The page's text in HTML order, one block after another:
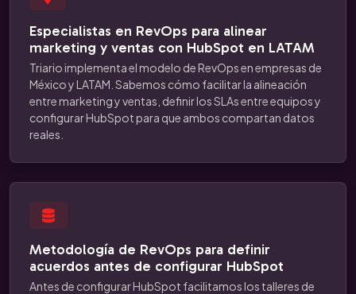
Especialistas en RevOps para alinear
marketing y ventas con HubSpot en LATAM
Triario implementa el modelo de RevOps en empresas de
México y LATAM. Sabemos cómo facilitar la alineación
entre marketing y ventas, definir los SLAs entre equipos y
configurar HubSpot para que ambos compartan datos
reales.
Metodología de RevOps para definir
acuerdos antes de configurar HubSpot
Antes de configurar HubSpot facilitamos los talleres de